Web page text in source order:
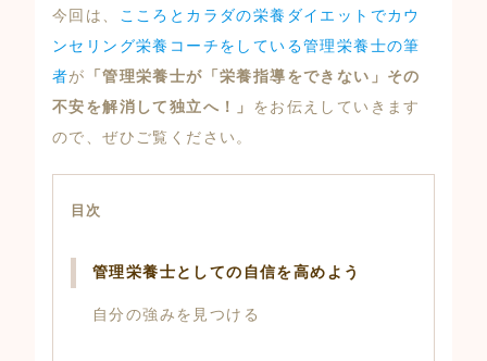
今回は、
こころとカラダの栄養ダイエットでカウ
ンセリング栄養コーチをしている管理栄養士の筆
者が
「管理栄養士が「栄養指導をできない」その
不安を解消して独立へ！」 をお伝えしていきます
ので、ぜひご覧ください。
目次
管理栄養士としての自信を高めよう
自分の強みを見つける